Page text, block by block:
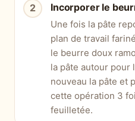
Incorporer le
Une fois la pâte
plan de travail
le beurre doux
la pâte autour pour
nouveau la pâte et
cette opération 3
feuilletée.